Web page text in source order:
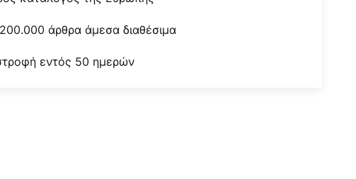
άρθρα άμεσα διαθέσιμα
εντός 50 ημερών